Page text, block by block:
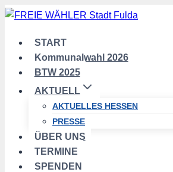
Zum
springenSTART
Kommunalwahl 2026
BTW 2025
AKTUELL
AKTUELLES HESSEN
PRESSE
ÜBER UNS
TERMINE
SPENDEN